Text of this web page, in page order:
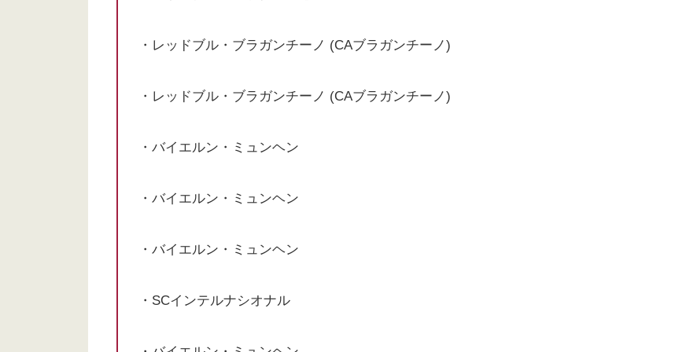
・レッドブル・ブラガンチーノ (CAブラガンチーノ)
・レッドブル・ブラガンチーノ (CAブラガンチーノ)
・バイエルン・ミュンヘン
・バイエルン・ミュンヘン
・バイエルン・ミュンヘン
・SCインテルナシオナル